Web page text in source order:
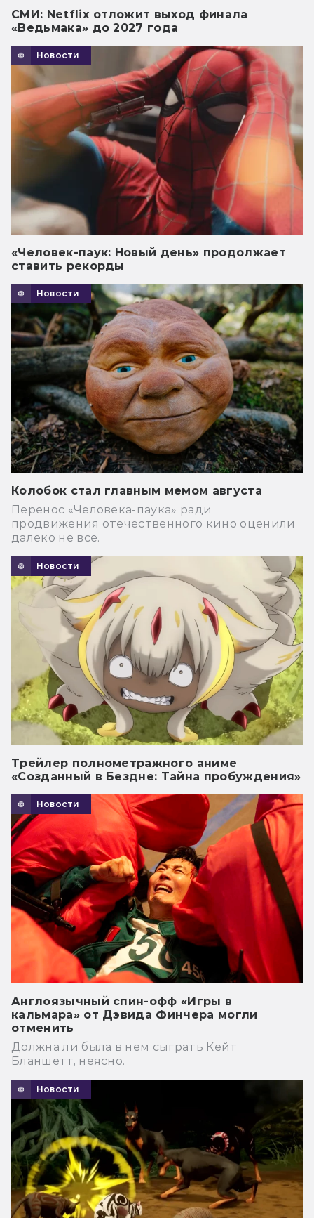
СМИ: Netflix отложит выход финала
«Ведьмака» до 2027 года
Новости
«Человек-паук: Новый день» продолжает
ставить рекорды
Новости
Колобок стал главным мемом августа
Перенос «Человека-паука» ради
продвижения отечественного кино оценили
далеко не все.
Новости
Трейлер полнометражного аниме
«Созданный в Бездне: Тайна пробуждения»
Новости
Англоязычный спин-офф «Игры в
кальмара» от Дэвида Финчера могли
отменить
Должна ли была в нем сыграть Кейт
Бланшетт, неясно.
Новости